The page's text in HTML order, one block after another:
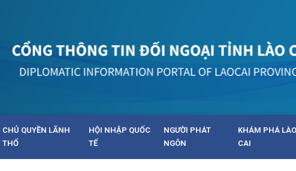
CHỦ QUYỀN LÃNH
THỔ
HỘI NHẬP QUỐC
TẾ
NGƯỜI PHÁT
NGÔN
KHÁM PHÁ LÀO
CAI